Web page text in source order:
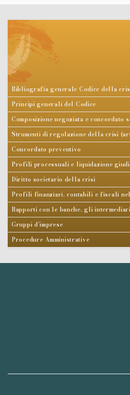
Bibliografia generale Codice della
Principi generali del Codice
Composizione negoziata e concordato
Strumenti di regolazione della crisi
Concordato preventivo
Profili processuali e liquidazione
Diritto societario della crisi
Profili finanziari, contabili e fiscali
Rapporti con le banche, gli
Gruppi d’imprese
Procedure Amministrative